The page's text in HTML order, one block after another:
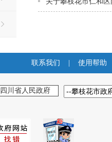
联系我们 使用帮助
四川省人民政府